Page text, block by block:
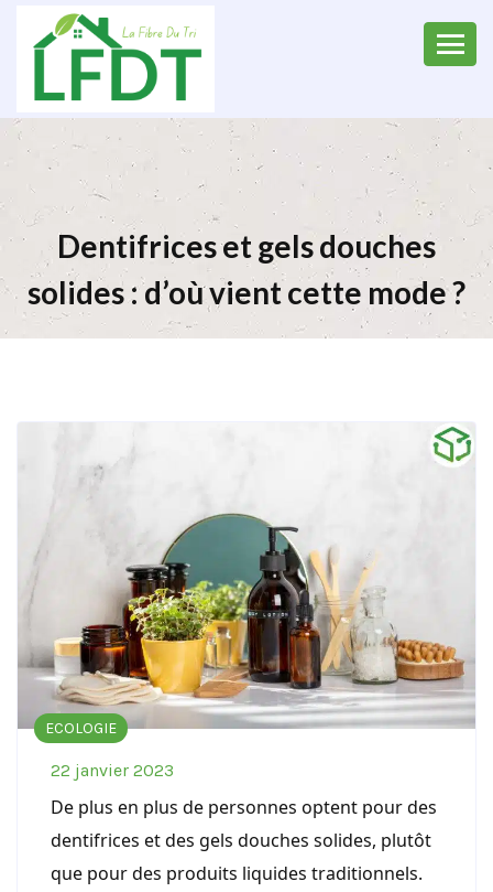
Dentifrices et gels douches
solides : d’où vient cette mode ?
ECOLOGIE
22 janvier 2023
De plus en plus de personnes optent pour des
dentifrices et des gels douches solides, plutôt
que pour des produits liquides traditionnels.